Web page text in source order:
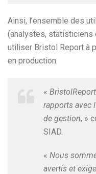
Ainsi, l’ensemble des
(analystes, statisticiens
utiliser Bristol Report à
en production.
«
rapports avec
de gestion, »
SIAD.
« Nous
avertis et